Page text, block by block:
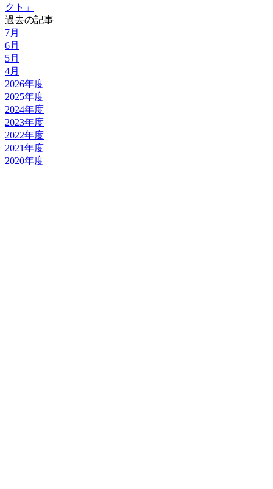
クト」
過去の記事
7月
6月
5月
4月
2026年度
2025年度
2024年度
2023年度
2022年度
2021年度
2020年度